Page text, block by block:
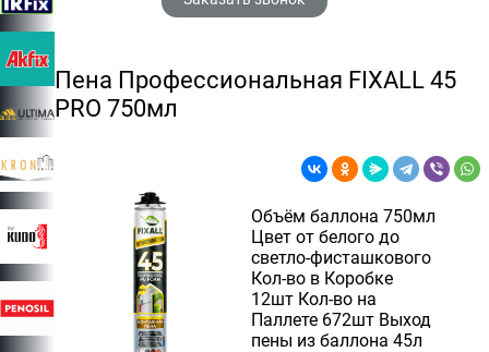
Пена Профессиональная FIXALL 45
PRO 750мл
Объём баллона 750мл
Цвет от белого до
светло-фисташкового
Кол-во в Коробке
12шт Кол-во на
Паллете 672шт Выход
пены из баллона 45л